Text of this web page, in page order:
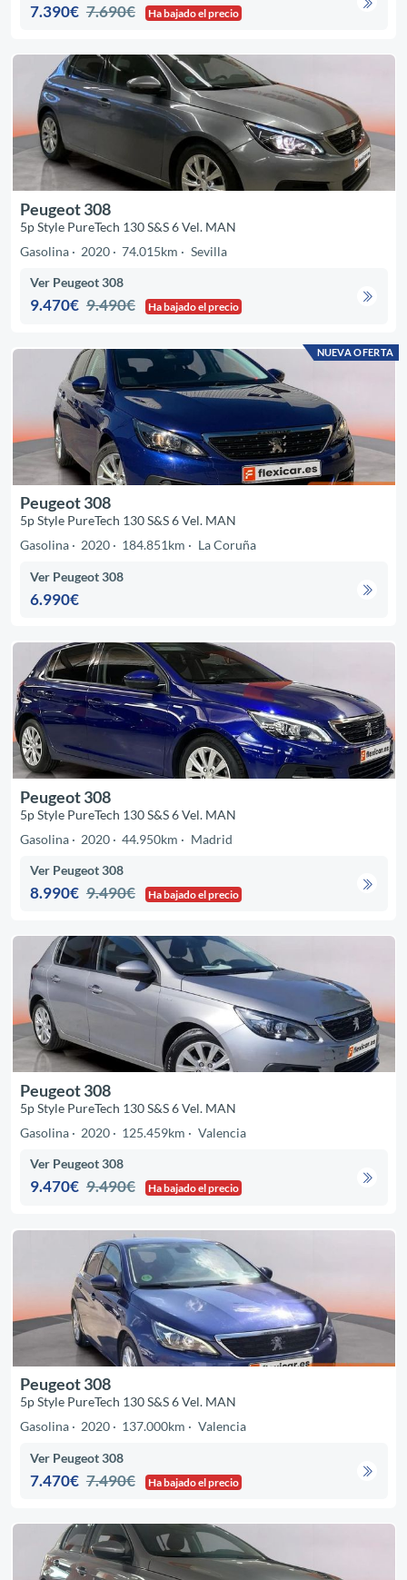
7.390€ 7.690€ Ha bajado el precio
Peugeot 308
5p Style PureTech 130 S&S 6 Vel. MAN
Gasolina
2020 74.015km Sevilla
Ver Peugeot 308
9.470€ 9.490€ Ha bajado el precio
NUEVA OFERTA
Peugeot 308
5p Style PureTech 130 S&S 6 Vel. MAN
Gasolina
2020 184.851km La Coruña
Ver Peugeot 308
6.990€
Peugeot 308
5p Style PureTech 130 S&S 6 Vel. MAN
Gasolina
2020 44.950km Madrid
Ver Peugeot 308
8.990€ 9.490€ Ha bajado el precio
Peugeot 308
5p Style PureTech 130 S&S 6 Vel. MAN
Gasolina
2020 125.459km Valencia
Ver Peugeot 308
9.470€ 9.490€ Ha bajado el precio
Peugeot 308
5p Style PureTech 130 S&S 6 Vel. MAN
Gasolina
2020 137.000km Valencia
Ver Peugeot 308
7.470€ 7.490€ Ha bajado el precio